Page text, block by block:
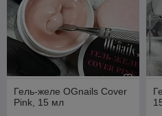
Гель-желе OGnails Cover
Pink, 15 мл